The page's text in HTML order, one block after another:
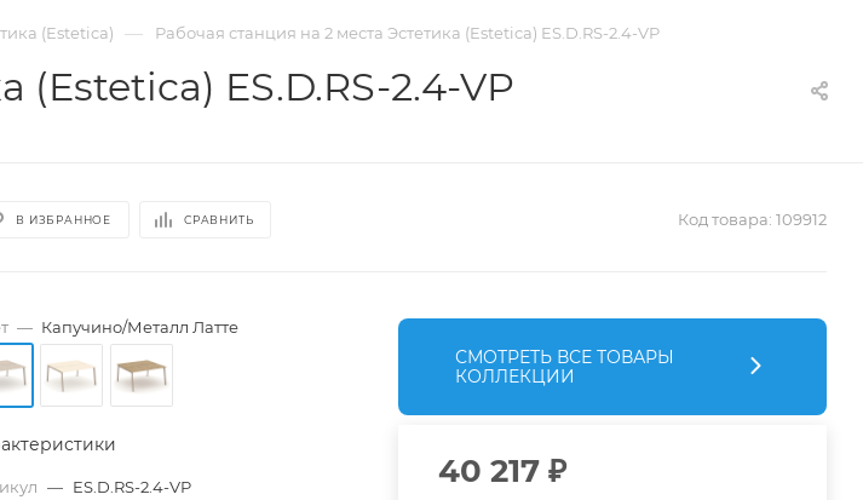
(Estetica) — Рабочая станция на 2 места Эстетика (Estetica) ES.D.RS-2.4-VP
(Estetica) ES.D.RS-2.4-VP
В ИЗБРАННОЕ СРАВНИТЬ Код товара: 109912
— Капучино/Металл Латте
— ES.D.RS-2.4-VP
СМОТРЕТЬ ВСЕ ТОВАРЫ
КОЛЛЕКЦИИ
40 217₽